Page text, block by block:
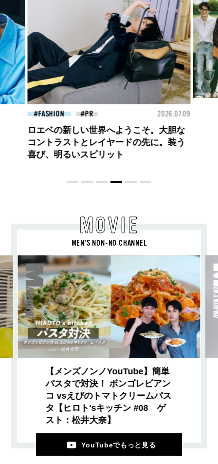
FASHION 2026.07.09
BEYOND A GOOD BOY ルイ・ヴィト
ンのプレフォールコレクションが描くプ
レッピースタイル
MOVIE
MEN’S NON-NO CHANNEL
【メンズノンノYouTube】簡単
パスタで対決！ ボンゴレビアン
コ vsえびのトマトクリームパス
タ【ヒロト'sキッチン #08 ゲ
スト：松井大奈】
YouTubeでもっと見る